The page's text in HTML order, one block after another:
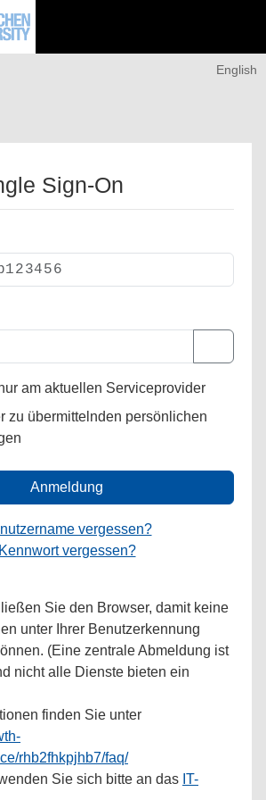
English
Sign-On
am aktuellen Serviceprovider
zu übermittelnden persönlichen
Anmeldung
vergessen?
Kennwort vergessen?
Sie den Browser, damit keine
unter Ihrer Benutzerkennung
(Eine zentrale Abmeldung ist
nicht alle Dienste bieten ein
finden Sie unter
rhb2fhkpjhb7/faq/
Sie sich bitte an das IT-